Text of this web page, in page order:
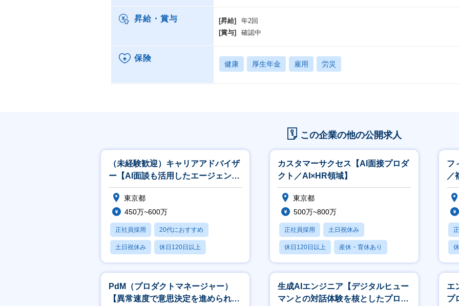
昇給・賞与 [昇給]
年2回
[賞与]
確認中
保険
健康 厚生年金 雇用 労災
この企業の他の公開求人
（未経験歓迎）キャリアアドバイザ
ー【AI面談も活用したエージェント
事業】
東京都
450万~600万
正社員採用 20代におすすめ
土日祝休み 休日120日以上
職種未経験OK
カスタマーサクセス【AI面接プロダ
クト／AI×HR領域】
東京都
500万~800万
正社員採用 土日祝休み
休日120日以上 産休・育休あり
学歴不問
フ
／
PdM（プロダクトマネージャー）
【異常速度で意思決定を進められる
生成AIエンジニア【デジタルヒュー
マンとの対話体験を核としたプロダ
エ
プ